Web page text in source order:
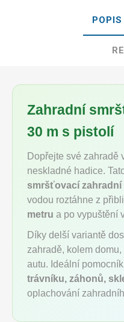
POPIS
Zahradní
30 m s pistolí
Dopřejte své zahradě
neskladné hadice.
smršťovací zahradní
vodou roztáhne z
metru a po vypuštění
Díky delší variantě
zahradě, kolem
autu. Ideální
trávníku, záhonů,
oplachování